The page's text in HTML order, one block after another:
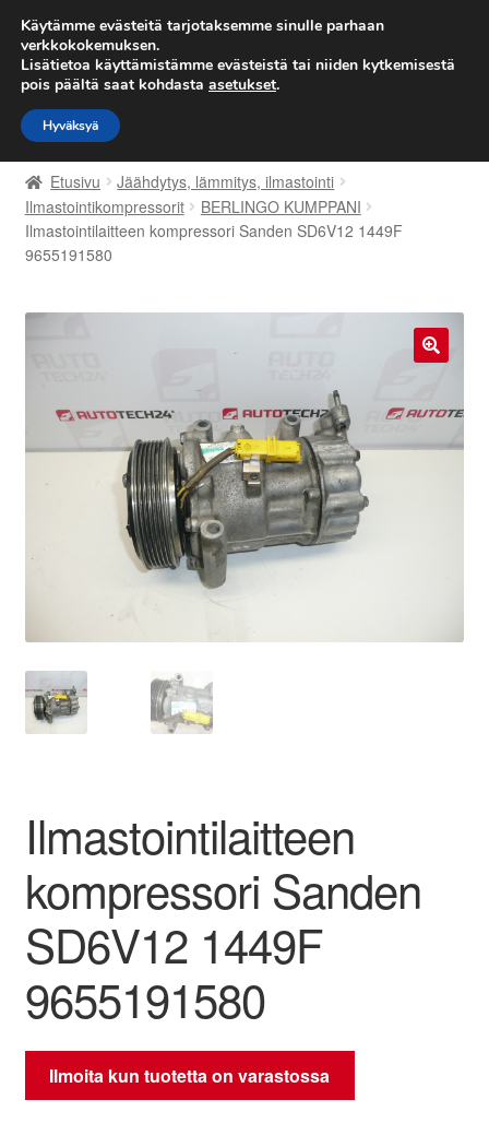
TOIMITUS alkaen 7 EUR
Siirry
navigointiin
Siirry
sisältöön
Etusivu
Kärry
Käyttöehdot
Kuljetus
Maksut
Meistä
Reklamaatiomenettely
Tietosuojakäytäntö
Valitukset
Etusivu
Jäähdytys, lämmitys, ilmastointi
Ilmastointikompressorit
BERLINGO KUMPPANI
Ilmastointilaitteen kompressori Sanden SD6V12 1449F
9655191580
Ilmastointilaitteen
kompressori Sanden
SD6V12 1449F
9655191580
Ilmoita kun tuotetta on varastossa
Käytämme evästeitä tarjotaksemme sinulle parhaan
verkkokokemuksen.
Lisätietoa käyttämistämme evästeistä tai niiden kytkemisestä
pois päältä saat kohdasta asetukset.
Hyväksyä